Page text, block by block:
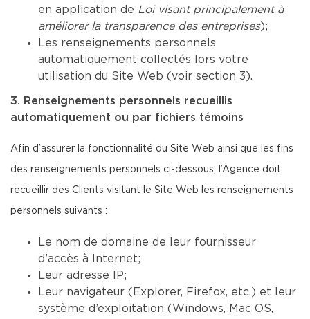
en application de Loi visant principalement à
améliorer la transparence des entreprises);
Les renseignements personnels
automatiquement collectés lors votre
utilisation du Site Web (voir section 3).
3. Renseignements personnels recueillis
automatiquement ou par fichiers témoins
Afin d’assurer la fonctionnalité du Site Web ainsi que les fins
des renseignements personnels ci-dessous, l’Agence doit
recueillir des Clients visitant le Site Web les renseignements
personnels suivants :
Le nom de domaine de leur fournisseur
d’accès à Internet;
Leur adresse IP;
Leur navigateur (Explorer, Firefox, etc.) et leur
système d’exploitation (Windows, Mac OS,